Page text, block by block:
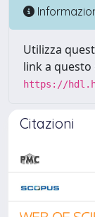
Utilizza
link a
https://
Citazioni